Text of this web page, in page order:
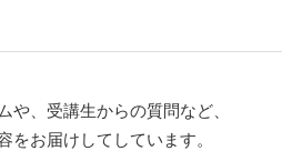
や、受講生からの質問など、
をお届けしてしています。